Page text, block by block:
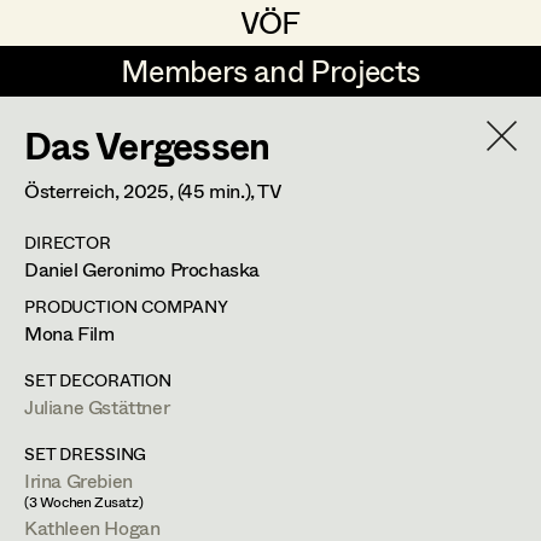
VÖF
VÖF
Members and Projects
Members and Projects
DE EN
Art Department
Costume Department
Retired Members
Honorary Members
Gudrun Büsel
Lena Isabella Deisenberger
Jasmin Engelhart
Anna Fritsch
Kerstin Maria Gatterbauer
Magdalena Haim
Martin Schwarzbach
Set Costumer
Das Vergessen
Österreich,2025, (45 min.), TV
DIRECTOR
Daniel Geronimo Prochaska
PRODUCTION COMPANY
Mona Film
SET DECORATION
Juliane Gstättner
SET DRESSING
Irina Grebien
(3 Wochen Zusatz)
Kathleen Hogan